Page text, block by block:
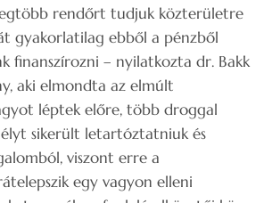
rendőrt tudjuk közterületre
gyakorlatilag ebből a pénzből
finanszírozni – nyilatkozta dr. Bakk
aki elmondta az elmúlt
léptek előre, több droggal
sikerült letartóztatniuk és
viszont erre a
egy vagyon elleni